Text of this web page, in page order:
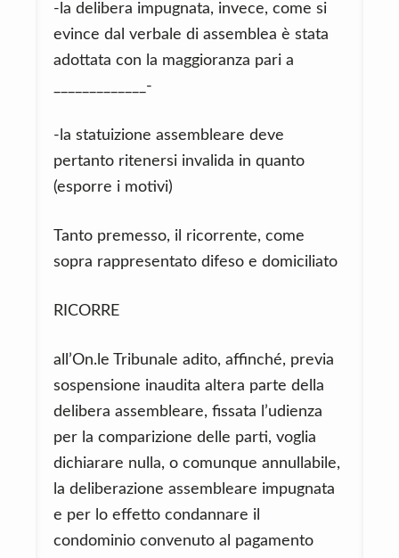
-la delibera impugnata, invece, come si
evince dal verbale di assemblea è stata
adottata con la maggioranza pari a
_____________-
-la statuizione assembleare deve
pertanto ritenersi invalida in quanto
(esporre i motivi)
Tanto premesso, il ricorrente, come
sopra rappresentato difeso e domiciliato
RICORRE
all’On.le Tribunale adito, affinché, previa
sospensione inaudita altera parte della
delibera assembleare, fissata l’udienza
per la comparizione delle parti, voglia
dichiarare nulla, o comunque annullabile,
la deliberazione assembleare impugnata
e per lo effetto condannare il
condominio convenuto al pagamento